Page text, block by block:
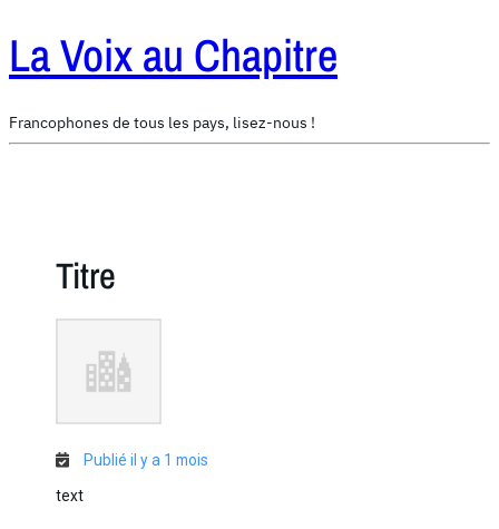
La Voix au Chapitre
Francophones de tous les pays, lisez-nous !
Titre
Publié il y a 1 mois
text